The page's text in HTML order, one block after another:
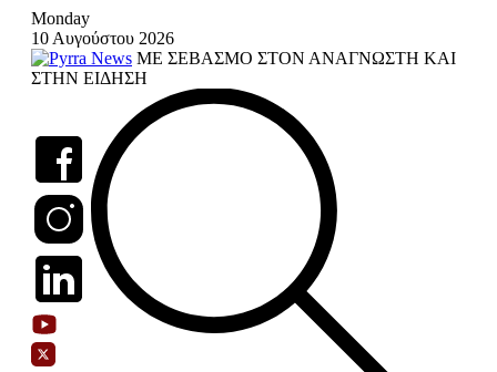
Skip
content
Monday
10 Αυγούστου 2026
ΜΕ ΣΕΒΑΣΜΟ ΣΤΟΝ ΑΝΑΓΝΩΣΤΗ ΚΑΙ
ΣΤΗΝ ΕΙΔΗΣΗ